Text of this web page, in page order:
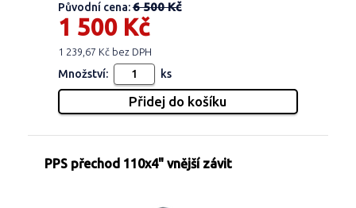
Původní cena:6 500 Kč
1 500 Kč
1 239,67 Kč bez DPH
Množství: ks
PPS přechod 110x4" vnější závit